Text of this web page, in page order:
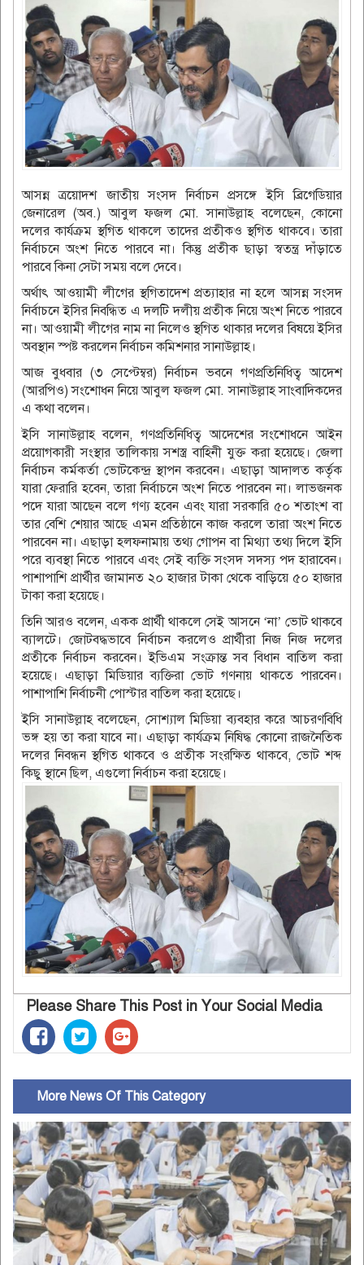
আসন্ন ত্রয়োদশ জাতীয় সংসদ নির্বাচন প্রসঙ্গে ইসি ব্রিগেডিয়ার
জেনারেল (অব.) আবুল ফজল মো. সানাউল্লাহ বলেছেন, কোনো
দলের কার্যক্রম স্থগিত থাকলে তাদের প্রতীকও স্থগিত থাকবে। তারা
নির্বাচনে অংশ নিতে পারবে না। কিন্তু প্রতীক ছাড়া স্বতন্ত্র দাঁড়াতে
পারবে কিনা সেটা সময় বলে দেবে।
অর্থাৎ আওয়ামী লীগের স্থগিতাদেশ প্রত্যাহার না হলে আসন্ন সংসদ
নির্বাচনে ইসির নিবন্ধিত এ দলটি দলীয় প্রতীক নিয়ে অংশ নিতে পারবে
না। আওয়ামী লীগের নাম না নিলেও স্থগিত থাকার দলের বিষয়ে ইসির
অবস্থান স্পষ্ট করলেন নির্বাচন কমিশনার সানাউল্লাহ।
আজ বুধবার (৩ সেপ্টেম্বর) নির্বাচন ভবনে গণপ্রতিনিধিত্ব আদেশ
(আরপিও) সংশোধন নিয়ে আবুল ফজল মো. সানাউল্লাহ সাংবাদিকদের
এ কথা বলেন।
ইসি সানাউল্লাহ বলেন, গণপ্রতিনিধিত্ব আদেশের সংশোধনে আইন
প্রয়োগকারী সংস্থার তালিকায় সশস্ত্র বাহিনী যুক্ত করা হয়েছে। জেলা
নির্বাচন কর্মকর্তা ভোটকেন্দ্র স্থাপন করবেন। এছাড়া আদালত কর্তৃক
যারা ফেরারি হবেন, তারা নির্বাচনে অংশ নিতে পারবেন না। লাভজনক
পদে যারা আছেন বলে গণ্য হবেন এবং যারা সরকারি ৫০ শতাংশ বা
তার বেশি শেয়ার আছে এমন প্রতিষ্ঠানে কাজ করলে তারা অংশ নিতে
পারবেন না। এছাড়া হলফনামায় তথ্য গোপন বা মিথ্যা তথ্য দিলে ইসি
পরে ব্যবস্থা নিতে পারবে এবং সেই ব্যক্তি সংসদ সদস্য পদ হারাবেন।
পাশাপাশি প্রার্থীর জামানত ২০ হাজার টাকা থেকে বাড়িয়ে ৫০ হাজার
টাকা করা হয়েছে।
তিনি আরও বলেন, একক প্রার্থী থাকলে সেই আসনে ‘না’ ভোট থাকবে
ব্যালটে। জোটবদ্ধভাবে নির্বাচন করলেও প্রার্থীরা নিজ নিজ দলের
প্রতীকে নির্বাচন করবেন। ইভিএম সংক্রান্ত সব বিধান বাতিল করা
হয়েছে। এছাড়া মিডিয়ার ব্যক্তিরা ভোট গণনায় থাকতে পারবেন।
পাশাপাশি নির্বাচনী পোস্টার বাতিল করা হয়েছে।
ইসি সানাউল্লাহ বলেছেন, সোশ্যাল মিডিয়া ব্যবহার করে আচরণবিধি
ভঙ্গ হয় তা করা যাবে না। এছাড়া কার্যক্রম নিষিদ্ধ কোনো রাজনৈতিক
দলের নিবন্ধন স্থগিত থাকবে ও প্রতীক সংরক্ষিত থাকবে, ভোট শব্দ
কিছু স্থানে ছিল, এগুলো নির্বাচন করা হয়েছে।
Please Share This Post in Your Social Media
More News Of This Category